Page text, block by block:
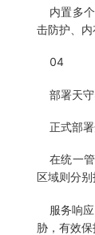
内置多个
击防护、内
04
部署天守
正式部署
在统一管
区域则分
服务响应
胁，有效